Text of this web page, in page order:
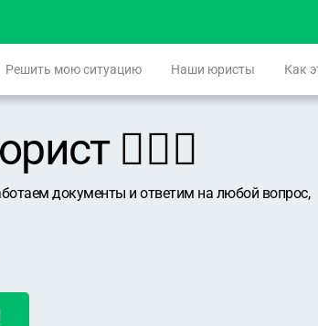
Решить мою ситуацию Наши юристы Как
👨🏻‍⚖️
документы и ответим на любой вопрос,